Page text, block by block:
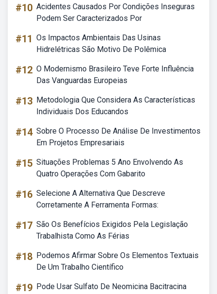
#10 Acidentes Causados Por Condições Inseguras
Podem Ser Caracterizados Por
#11 Os Impactos Ambientais Das Usinas
Hidrelétricas São Motivo De Polêmica
#12 O Modernismo Brasileiro Teve Forte Influência
Das Vanguardas Europeias
#13 Metodologia Que Considera As Características
Individuais Dos Educandos
#14 Sobre O Processo De Análise De Investimentos
Em Projetos Empresariais
#15 Situações Problemas 5 Ano Envolvendo As
Quatro Operações Com Gabarito
#16 Selecione A Alternativa Que Descreve
Corretamente A Ferramenta Formas:
#17 São Os Benefícios Exigidos Pela Legislação
Trabalhista Como As Férias
#18 Podemos Afirmar Sobre Os Elementos Textuais
De Um Trabalho Científico
#19 Pode Usar Sulfato De Neomicina Bacitracina